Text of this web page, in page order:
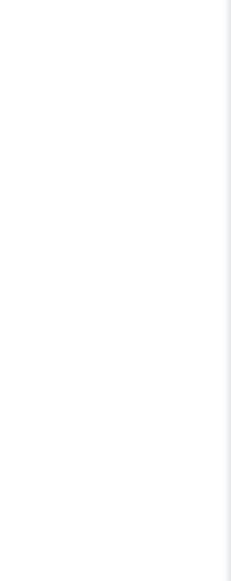
båten på 2 timmar och 40 minuter sjönk till
största marina katastrofer i fredstid.